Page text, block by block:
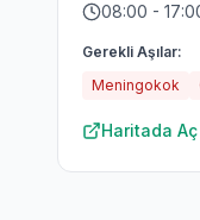
08:00 -
Gerekli Aşılar:
Meningokok
Haritada Aç